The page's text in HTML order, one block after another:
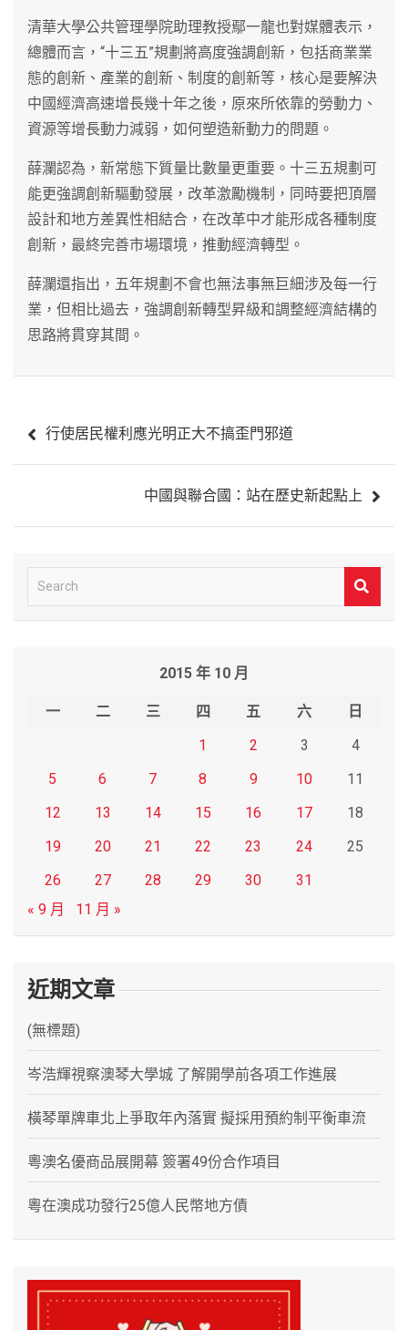
清華大學公共管理學院助理教授鄢一龍也對媒體表示，
總體而言，“十三五”規劃將高度強調創新，包括商業業
態的創新、產業的創新、制度的創新等，核心是要解決
中國經濟高速增長幾十年之後，原來所依靠的勞動力、
資源等增長動力減弱，如何塑造新動力的問題。
薛瀾認為，新常態下質量比數量更重要。十三五規劃可
能更強調創新驅動發展，改革激勵機制，同時要把頂層
設計和地方差異性相結合，在改革中才能形成各種制度
創新，最終完善市場環境，推動經濟轉型。
薛瀾還指出，五年規劃不會也無法事無巨細涉及每一行
業，但相比過去，強調創新轉型昇級和調整經濟結構的
思路將貫穿其間。
章 行使居民權利應光明正大不搞歪門邪道
中國與聯合國：站在歷史新起點上
e
2015 年 10 月
一 二 三 四 五 六
日
1
2 3
4
5
6 7 8 9 10
11
12
13 14 15 16 17
18
19
20 21 22 23 24
25
26
27 28 29 30
31
« 9 月
11 月 »
近期文章
(無標題)
岑浩輝視察澳琴大學城 了解開學前各項工作進展
橫琴單牌車北上爭取年內落實 擬採用預約制平衡車流
粵澳名優商品展開幕 簽署49份合作項目
粵在澳成功發行25億人民幣地方債